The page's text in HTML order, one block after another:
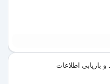
و بازیابی اطلاعات